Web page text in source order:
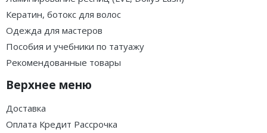
Кератин, ботокс для волос
Одежда для мастеров
Пособия и учебники по татуажу
Рекомендованные товары
Верхнее меню
Доставка
Оплата Кредит Рассрочка